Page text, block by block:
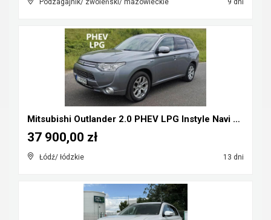
Podzagajnik/ zwoleński/ mazowieckie 9 dni
Mitsubishi Outlander 2.0 PHEV LPG Instyle Navi Plu...
Łódź/ łódzkie 13 dni
37 900,00 zł